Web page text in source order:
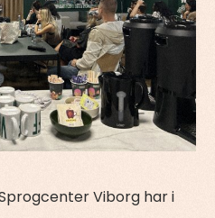
Viborg har i